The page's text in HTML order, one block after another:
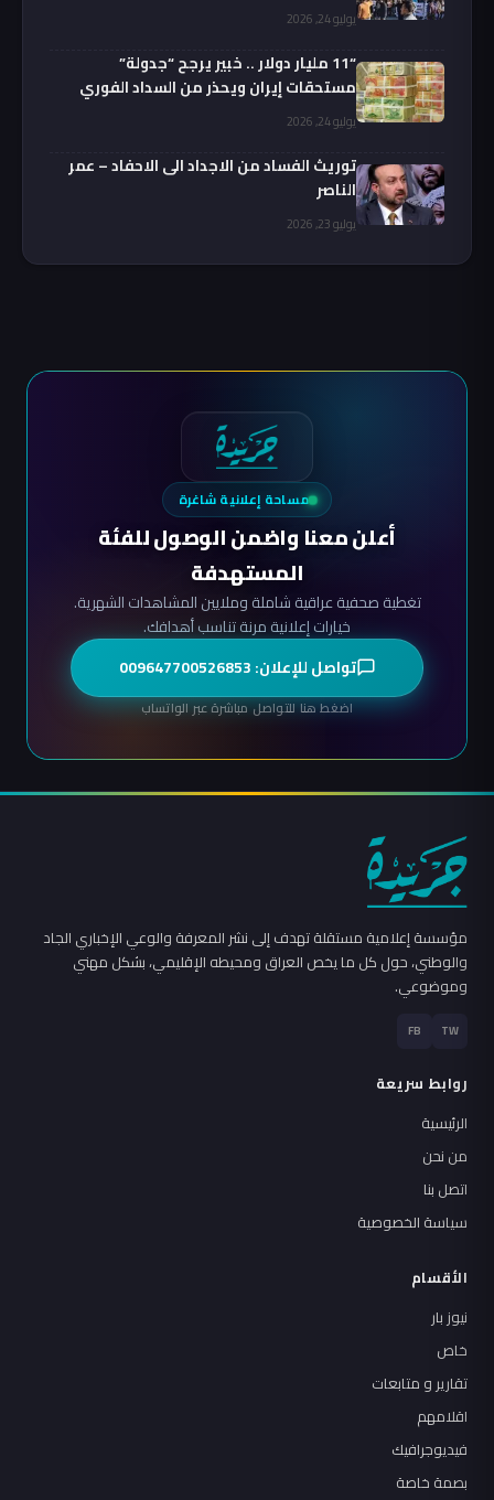
يوليو 24, 2026
“11 مليار دولار .. خبير يرجح “جدولة”
مستحقات إيران ويحذر من السداد الفوري
يوليو 24, 2026
توريث الفساد من الاجداد الى الاحفاد – عمر
الناصر
يوليو 23, 2026
مساحة إعلانية شاغرة
أعلن معنا واضمن الوصول للفئة
المستهدفة
تغطية صحفية عراقية شاملة وملايين المشاهدات الشهرية.
خيارات إعلانية مرنة تناسب أهدافك.
تواصل للإعلان: 009647700526853
اضغط هنا للتواصل مباشرة عبر الواتساب
مؤسسة إعلامية مستقلة تهدف إلى نشر المعرفة والوعي الإخباري الجاد
والوطني، حول كل ما يخص العراق ومحيطه الإقليمي، بشكل مهني
وموضوعي.
TW
FB
روابط سريعة
الرئيسية
من نحن
اتصل بنا
سياسة الخصوصية
الأقسام
نيوز بار
خاص
تقارير و متابعات
اقلامهم
فيديوجرافيك
بصمة خاصة